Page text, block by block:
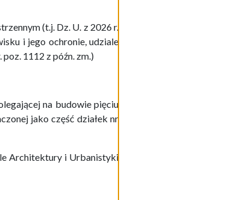
(t.j. Dz. U. z 2026 r.
i jego ochronie, udziale
1112 z późn. zm.)
na budowie pięciu
jako część działek nr
Architektury i Urbanistyki